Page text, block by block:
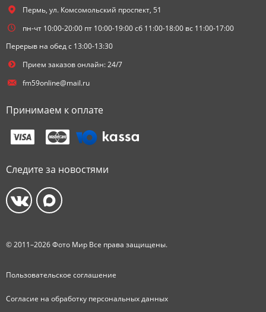
Пермь, ул. Комсомольский проспект, 51
пн-чт 10:00-20:00 пт 10:00-19:00 сб 11:00-18:00 вс 11:00-17:00
Перерыв на обед с 13:00-13:30
Прием заказов онлайн: 24/7
fm59online@mail.ru
Принимаем к оплате
Следите за новостями
© 2011–2026 Фото Мир Все права защищены.
Пользовательское соглашение
Согласие на обработку персональных данных